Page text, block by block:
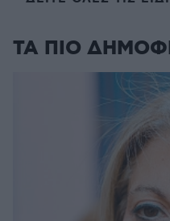
ΤΑ ΠΙΟ